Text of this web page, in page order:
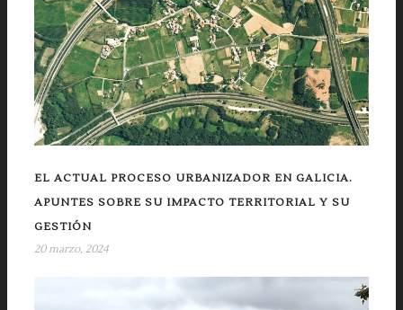
EL ACTUAL PROCESO URBANIZADOR EN GALICIA.
APUNTES SOBRE SU IMPACTO TERRITORIAL Y SU
GESTIÓN
20 marzo, 2024